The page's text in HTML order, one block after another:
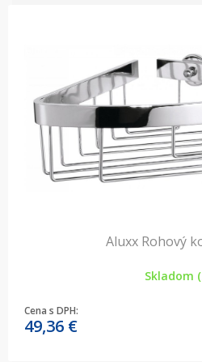
Aluxx Rohový
Skladom
Cena s DPH:
49,36 €